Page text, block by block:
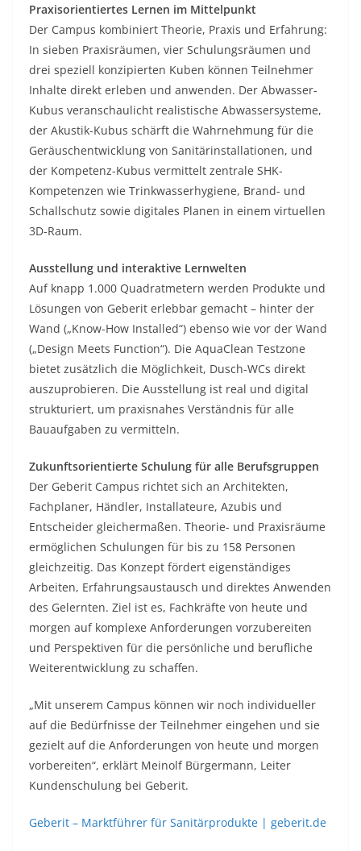
Praxisorientiertes Lernen im Mittelpunkt
Der Campus kombiniert Theorie, Praxis und Erfahrung:
In sieben Praxisräumen, vier Schulungsräumen und
drei speziell konzipierten Kuben können Teilnehmer
Inhalte direkt erleben und anwenden. Der Abwasser-
Kubus veranschaulicht realistische Abwassersysteme,
der Akustik-Kubus schärft die Wahrnehmung für die
Geräuschentwicklung von Sanitärinstallationen, und
der Kompetenz-Kubus vermittelt zentrale SHK-
Kompetenzen wie Trinkwasserhygiene, Brand- und
Schallschutz sowie digitales Planen in einem virtuellen
3D-Raum.
Ausstellung und interaktive Lernwelten
Auf knapp 1.000 Quadratmetern werden Produkte und
Lösungen von Geberit erlebbar gemacht – hinter der
Wand („Know-How Installed“) ebenso wie vor der Wand
(„Design Meets Function“). Die AquaClean Testzone
bietet zusätzlich die Möglichkeit, Dusch-WCs direkt
auszuprobieren. Die Ausstellung ist real und digital
strukturiert, um praxisnahes Verständnis für alle
Bauaufgaben zu vermitteln.
Zukunftsorientierte Schulung für alle Berufsgruppen
Der Geberit Campus richtet sich an Architekten,
Fachplaner, Händler, Installateure, Azubis und
Entscheider gleichermaßen. Theorie- und Praxisräume
ermöglichen Schulungen für bis zu 158 Personen
gleichzeitig. Das Konzept fördert eigenständiges
Arbeiten, Erfahrungsaustausch und direktes Anwenden
des Gelernten. Ziel ist es, Fachkräfte von heute und
morgen auf komplexe Anforderungen vorzubereiten
und Perspektiven für die persönliche und berufliche
Weiterentwicklung zu schaffen.
„Mit unserem Campus können wir noch individueller
auf die Bedürfnisse der Teilnehmer eingehen und sie
gezielt auf die Anforderungen von heute und morgen
vorbereiten“, erklärt Meinolf Bürgermann, Leiter
Kundenschulung bei Geberit.
Geberit – Marktführer für Sanitärprodukte | geberit.de